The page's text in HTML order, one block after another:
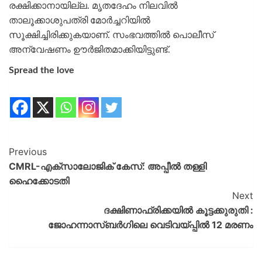
രക്ഷിക്കാനായില്ല. മൃതദേഹം നിലവിൽ
താലൂക്കാശുപത്രി മോർച്ചറിയിൽ
സൂക്ഷിച്ചിരിക്കുകയാണ്. സംഭവത്തിൽ പൊലീസ്
അന്വേഷണം ഊർജിതമാക്കിയിട്ടുണ്ട്.
Spread the love
Previous
CMRL-എക്‌സാലോജിക് കേസ്: അപ്പീല്‍ തള്ളി
ഹൈക്കോടതി
Next
ദക്ഷിണാഫ്രിക്കയില്‍ കൂട്ടക്കുരുതി :
ജോഹന്നാസ്ബര്‍ഗിലെ വെടിവയ്പ്പില്‍ 12 മരണം